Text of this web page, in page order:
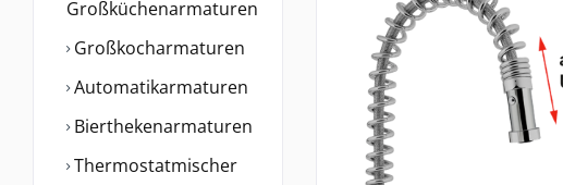
Großküchenarmaturen
Großkocharmaturen
Automatikarmaturen
Bierthekenarmaturen
Thermostatmischer